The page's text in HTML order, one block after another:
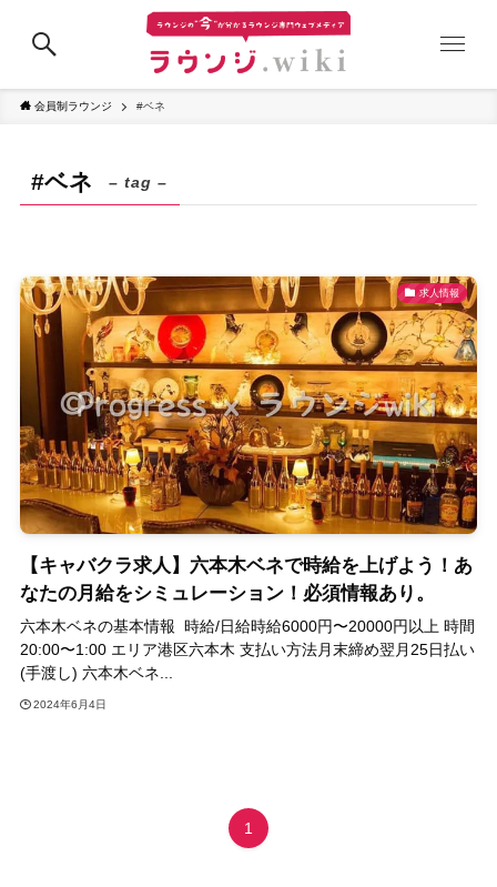
会員制ラウンジ #ベネ
#ベネ – tag –
求人情報
【キャバクラ求人】六本木ベネで時給を上げよう！あ
なたの月給をシミュレーション！必須情報あり。
六本木ベネの基本情報 時給/日給時給6000円〜20000円以上 時間
20:00〜1:00 エリア港区六本木 支払い方法月末締め翌月25日払い
(手渡し) 六本木ベネ...
2024年6月4日
1